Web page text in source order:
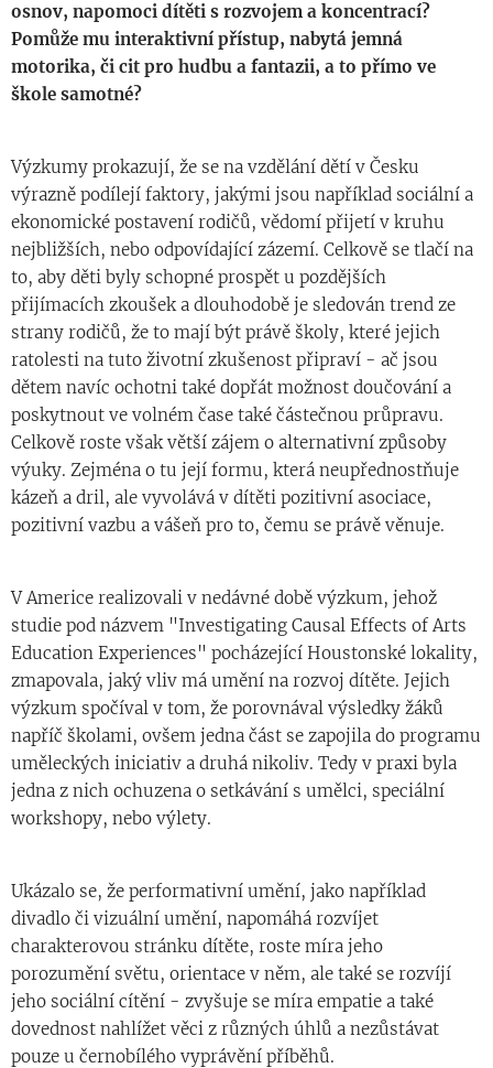
osnov, napomoci dítěti s rozvojem a koncentrací?
Pomůže mu interaktivní přístup, nabytá jemná
motorika, či cit pro hudbu a fantazii, a to přímo ve
škole samotné?
Výzkumy prokazují, že se na vzdělání dětí v Česku
výrazně podílejí faktory, jakými jsou například sociální a
ekonomické postavení rodičů, vědomí přijetí v kruhu
nejbližších, nebo odpovídající zázemí. Celkově se tlačí na
to, aby děti byly schopné prospět u pozdějších
přijímacích zkoušek a dlouhodobě je sledován trend ze
strany rodičů, že to mají být právě školy, které jejich
ratolesti na tuto životní zkušenost připraví - ač jsou
dětem navíc ochotni také dopřát možnost doučování a
poskytnout ve volném čase také částečnou průpravu.
Celkově roste však větší zájem o alternativní způsoby
výuky. Zejména o tu její formu, která neupřednostňuje
kázeň a dril, ale vyvolává v dítěti pozitivní asociace,
pozitivní vazbu a vášeň pro to, čemu se právě věnuje.
V Americe realizovali v nedávné době výzkum, jehož
studie pod názvem "Investigating Causal Effects of Arts
Education Experiences" pocházející Houstonské lokality,
zmapovala, jaký vliv má umění na rozvoj dítěte. Jejich
výzkum spočíval v tom, že porovnával výsledky žáků
napříč školami, ovšem jedna část se zapojila do programu
uměleckých iniciativ a druhá nikoliv. Tedy v praxi byla
jedna z nich ochuzena o setkávání s umělci, speciální
workshopy, nebo výlety.
Ukázalo se, že performativní umění, jako například
divadlo či vizuální umění, napomáhá rozvíjet
charakterovou stránku dítěte, roste míra jeho
porozumění světu, orientace v něm, ale také se rozvíjí
jeho sociální cítění - zvyšuje se míra empatie a také
dovednost nahlížet věci z různých úhlů a nezůstávat
pouze u černobílého vyprávění příběhů.